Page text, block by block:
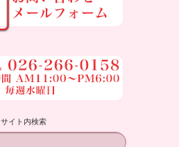
サイト内検索